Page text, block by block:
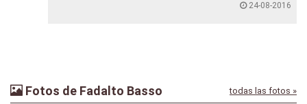
24-08-2016
Fotos de Fadalto Basso todas las fotos »